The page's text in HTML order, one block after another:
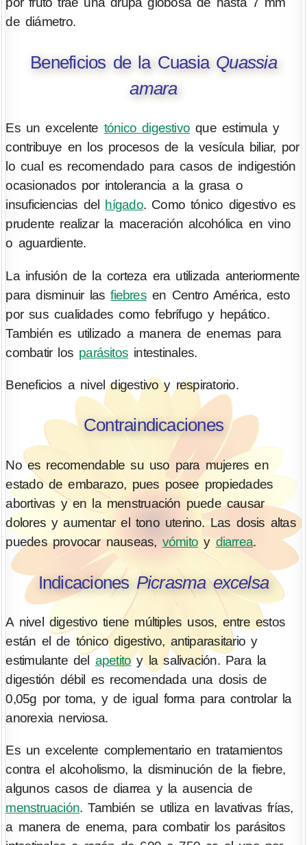
de diámetro.
Beneficios de la Cuasia Quassia
amara
Es un excelente tónico digestivo que estimula y
contribuye en los procesos de la vesícula biliar, por
lo cual es recomendado para casos de indigestión
ocasionados por intolerancia a la grasa o
insuficiencias del
hígado. Como tónico digestivo es
prudente realizar la maceración alcohólica en vino
o aguardiente.
La infusión de la corteza era utilizada anteriormente
para disminuir lasfiebresen Centro América, esto
por sus cualidades como febrífugo y hepático.
También es utilizado a manera de enemas para
combatir los parásitos intestinales.
Beneficios a nivel digestivo y respiratorio.
Contraindicaciones
No es recomendable su uso para mujeres en
estado de embarazo, pues posee propiedades
abortivas y en la menstruación puede causar
dolores y aumentar el tono uterino. Las dosis altas
puedes provocar nauseas, vómito y diarrea.
Indicaciones Picrasma excelsa
A nivel digestivo tiene múltiples usos, entre estos
están el de tónico digestivo, antiparasitario y
estimulante del apetitoy la salivación. Para la
digestión débil es recomendada una dosis de
0,05g por toma, y de igual forma para controlar la
anorexia nerviosa.
Es un excelente complementario en tratamientos
contra el alcoholismo, la disminución de la fiebre,
algunos casos de diarrea y la ausencia de
menstruación. También se utiliza en lavativas frías,
a manera de enema, para combatir los parásitos